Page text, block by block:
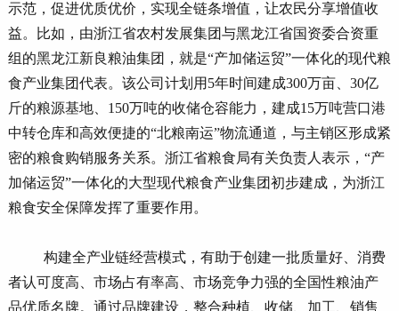
示范，促进优质优价，实现全链条增值，让农民分享增值收
益。比如，由浙江省农村发展集团与黑龙江省国资委合资重
组的黑龙江新良粮油集团，就是“产加储运贸”一体化的现代粮
食产业集团代表。该公司计划用5年时间建成300万亩、30亿
斤的粮源基地、150万吨的收储仓容能力，建成15万吨营口港
中转仓库和高效便捷的“北粮南运”物流通道，与主销区形成紧
密的粮食购销服务关系。浙江省粮食局有关负责人表示，“产
加储运贸”一体化的大型现代粮食产业集团初步建成，为浙江
粮食安全保障发挥了重要作用。
构建全产业链经营模式，有助于创建一批质量好、消费
者认可度高、市场占有率高、市场竞争力强的全国性粮油产
品优质名牌。通过品牌建设，整合种植、收储、加工、销售